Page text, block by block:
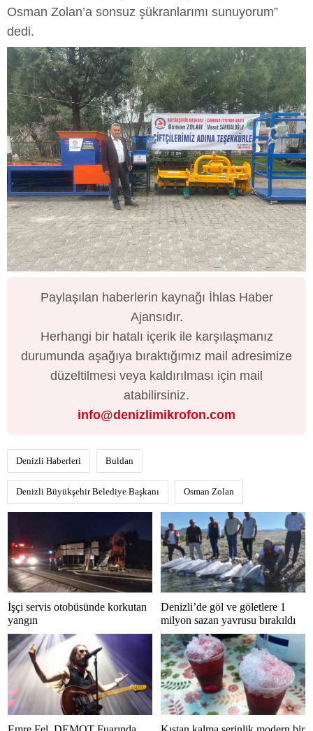
Osman Zolan’a sonsuz şükranlarımı sunuyorum”
dedi.
Paylaşılan haberlerin kaynağı İhlas Haber
Ajansıdır.
Herhangi bir hatalı içerik ile karşılaşmanız
durumunda aşağıya bıraktığımız mail adresimize
düzeltilmesi veya kaldırılması için mail
atabilirsiniz.
info@denizlimikrofon.com
Denizli Haberleri Buldan
Denizli Büyükşehir Belediye Başkanı Osman Zolan
İşçi servis otobüsünde korkutan
yangın
Denizli’de göl ve göletlere 1
milyon sazan yavrusu bırakıldı